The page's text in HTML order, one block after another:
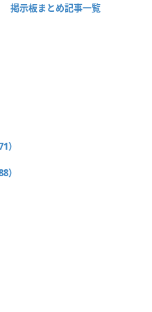
掲示板まとめ記事一覧
）
）